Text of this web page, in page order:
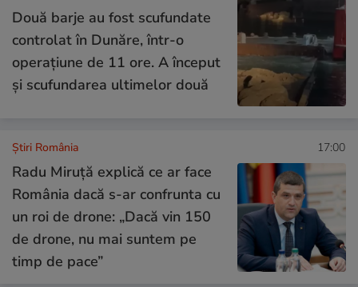
Două barje au fost scufundate
controlat în Dunăre, într-o
operațiune de 11 ore. A început
și scufundarea ultimelor două
Știri România 17:00
Radu Miruță explică ce ar face
România dacă s-ar confrunta cu
un roi de drone: „Dacă vin 150
de drone, nu mai suntem pe
timp de pace”